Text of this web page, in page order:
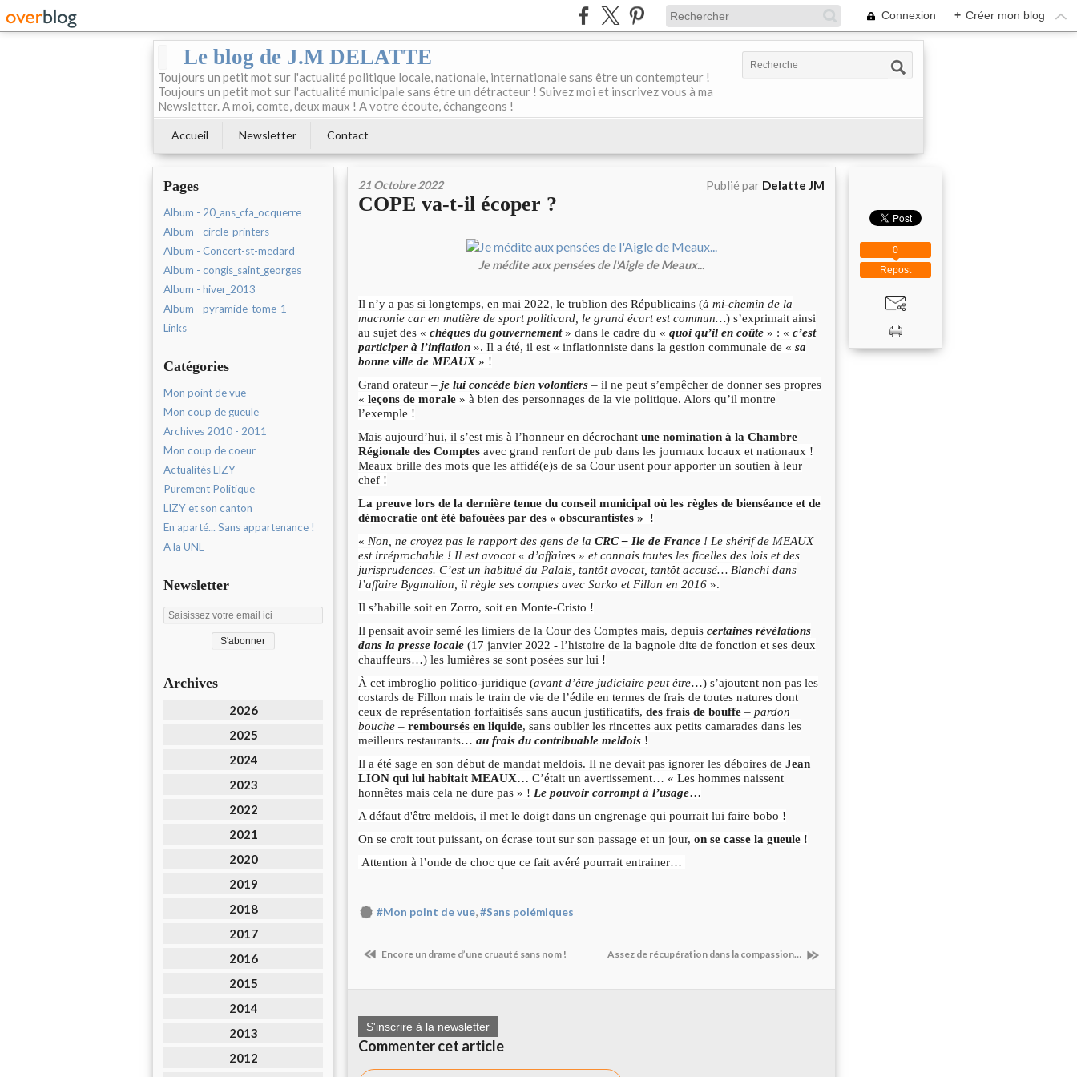
Connexion + Créer mon blog
Le blog de J.M DELATTE
Toujours un petit mot sur l'actualité politique locale, nationale, internationale sans être un contempteur !
Toujours un petit mot sur l'actualité municipale sans être un détracteur ! Suivez moi et inscrivez vous à ma
Newsletter. A moi, comte, deux maux ! A votre écoute, échangeons !
Accueil Newsletter Contact
Pages
Album - 20_ans_cfa_ocquerre
Album - circle-printers
Album - Concert-st-medard
Album - congis_saint_georges
Album - hiver_2013
Album - pyramide-tome-1
Links
Catégories
Mon point de vue
Mon coup de gueule
Archives 2010 - 2011
Mon coup de coeur
Actualités LIZY
Purement Politique
LIZY et son canton
En aparté... Sans appartenance !
A la UNE
Newsletter
Archives
2026
2025
2024
2023
2022
2021
2020
2019
2018
2017
2016
2015
2014
2013
2012
21 Octobre 2022 Publié par Delatte JM
COPE va-t-il écoper ?
Je médite aux pensées de l'Aigle de Meaux...
Il n’y a pas si longtemps, en mai 2022, le trublion des Républicains (à mi-chemin de la
macronie car en matière de sport politicard, le grand écart est commun…) s’exprimait ainsi
au sujet des « chèques du gouvernement» dans le cadre du « quoi qu’il en coûte » : « c’est
participer à l’inflation ». Il a été, il est « inflationniste dans la gestion communale de « sa
bonne ville de MEAUX» !
Grand orateur – je lui concède bien volontiers – il ne peut s’empêcher de donner ses propres
« leçons de morale » à bien des personnages de la vie politique. Alors qu’il montre
l’exemple !
Mais aujourd’hui, il s’est mis à l’honneur en décrochant une nomination à la Chambre
Régionale des Comptes avec grand renfort de pub dans les journaux locaux et nationaux !
Meaux brille des mots que les affidé(e)s de sa Cour usent pour apporter un soutien à leur
chef !
La preuve lors de la dernière tenue du conseil municipal où les règles de bienséance et de
démocratie ont été bafouées par des « obscurantistes » !
« Non, ne croyez pas le rapport des gens de la CRC – Ile de France ! Le shérif de MEAUX
est irréprochable ! Il est avocat « d’affaires » et connais toutes les ficelles des lois et des
jurisprudences. C’est un habitué du Palais, tantôt avocat, tantôt accusé… Blanchi dans
l’affaire Bygmalion, il règle ses comptes avec Sarko et Fillon en 2016 ».
Il s’habille soit en Zorro, soit en Monte-Cristo !
Il pensait avoir semé les limiers de la Cour des Comptes mais, depuis certaines révélations
dans la presse locale (17 janvier 2022 - l’histoire de la bagnole dite de fonction et ses deux
chauffeurs…) les lumières se sont posées sur lui !
À cet imbroglio politico-juridique (avant d’être judiciaire peut être…) s’ajoutent non pas les
costards de Fillon mais le train de vie de l’édile en termes de frais de toutes natures dont
ceux de représentation forfaitisés sans aucun justificatifs, des frais de bouffe – pardon
bouche – remboursés en liquide, sans oublier les rincettes aux petits camarades dans les
meilleurs restaurants… au frais du contribuable meldois !
Il a été sage en son début de mandat meldois. Il ne devait pas ignorer les déboires de Jean
LION qui lui habitait MEAUX… C’était un avertissement… « Les hommes naissent
honnêtes mais cela ne dure pas » ! Le pouvoir corrompt à l’usage…
A défaut d'être meldois, il met le doigt dans un engrenage qui pourrait lui faire bobo !
On se croit tout puissant, on écrase tout sur son passage et un jour, on se casse la gueule !
Attention à l’onde de choc que ce fait avéré pourrait entrainer…
#Mon point de vue,#Sans polémiques
Encore un drame d’une cruauté sans nom ! Assez de récupération dans la compassion…
S'inscrire à la newsletter
Commenter cet article
Repost
0